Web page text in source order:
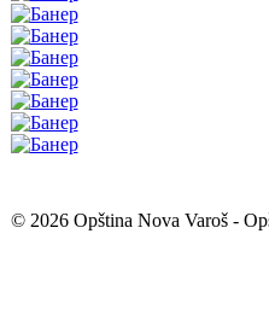
© 2026 Opština Nova Varoš -